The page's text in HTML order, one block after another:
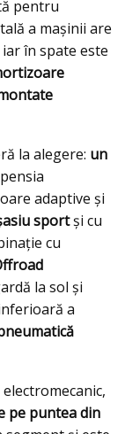
pentru
a maşinii are
în spate este
la alegere: un
adaptive şi
sportşi cu
cu
la sol și
a
pe puntea din